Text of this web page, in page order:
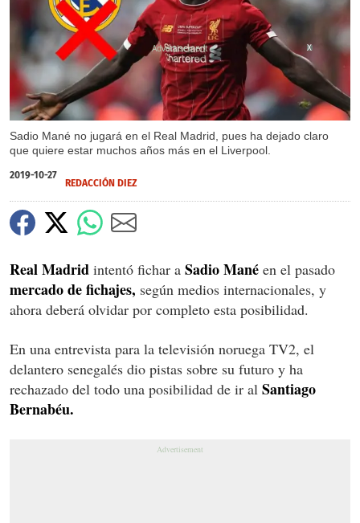
Sadio Mané no jugará en el Real Madrid, pues ha dejado claro
que quiere estar muchos años más en el Liverpool.
X
2019-10-27
REDACCIÓN DIEZ
Real Madrid intentó fichar a Sadio Mané en el pasado
mercado de fichajes, según medios internacionales, y
ahora deberá olvidar por completo esta posibilidad.
En una entrevista para la televisión noruega TV2, el
delantero senegalés dio pistas sobre su futuro y ha
rechazado del todo una posibilidad de ir al Santiago
Bernabéu.